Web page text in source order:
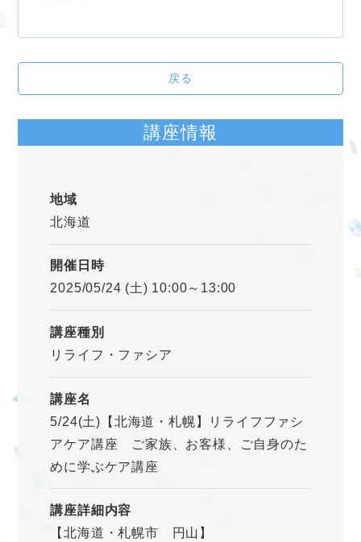
戻る
講座情報
地域
北海道
開催日時
2025/05/24 (土) 10:00～13:00
講座種別
リライフ・ファシア
講座名
5/24(土)【北海道・札幌】リライフファシ
アケア講座 ご家族、お客様、ご自身のた
めに学ぶケア講座
講座詳細内容
【北海道・札幌市 円山】